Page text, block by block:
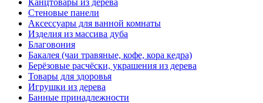
Стеновые панели
Аксессуары для ванной комнаты
Изделия из массива дуба
Благовония
Бакалея (чаи травяные, кофе, кора кедра)
Берёзовые расчёски, украшения из дерева
Товары для здоровья
Игрушки из дерева
Банные принадлежности